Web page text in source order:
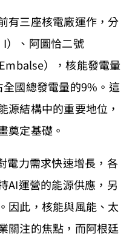
有三座核電廠運作，分
）、阿圖恰二號
），核能發電量
國總發電量的9%。這
源結構中的重要地位，
奠定基礎。
電力需求快速增長，各
AI運營的能源供應，另
因此，核能與風能、太
關注的焦點，而阿根廷